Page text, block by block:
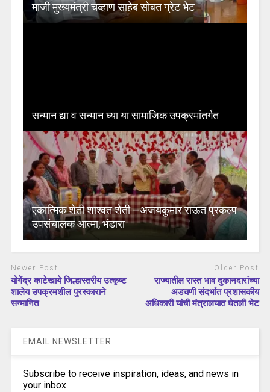
माजी मुख्यमंत्री चव्हाण साहेब सोबत ग्रेट भेट
सन्मान द्या व सन्मान घ्या या सामाजिक उपक्रमांतर्गत
एकात्मिक शेती शाश्वत शेती –अजयकुमार राऊत प्रकल्प
उपसंचालक आत्मा, भंडारा
Newer Post
योगेंद्र काटेखाये जिल्हास्तरीय उत्कृष्ट
शालेय उपक्रमशील पुरस्काराने
सन्मानित
Older Post
राज्यातील रास्त भाव दुकानदारांच्या
अडचणी संदर्भात प्रशासकीय
अधिकारी यांची मंत्रालयात घेतली भेट
EMAIL NEWSLETTER
Subscribe to receive inspiration, ideas, and news in
your inbox